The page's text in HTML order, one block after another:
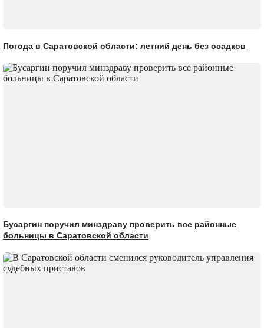
Погода в Саратовской области: летний день без осадков
Бусаргин поручил минздраву проверить все районные
больницы в Саратовской области